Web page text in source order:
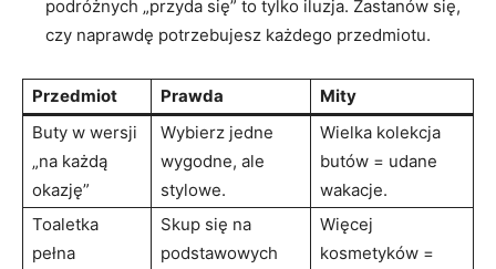
podróżnych „przyda się” ⁢to tylko iluzja.‍ Zastanów się,
czy‍ naprawdę potrzebujesz każdego przedmiotu.
Przedmiot Prawda
Mity
Buty w ‌wersji
„na każdą
okazję”
Wybierz jedne
wygodne, ale
stylowe.
Wielka kolekcja
butów ​= udane
⁢wakacje.
Toaletka‌
pełna
Skup się‍ na
podstawowych
Więcej
kosmetyków =